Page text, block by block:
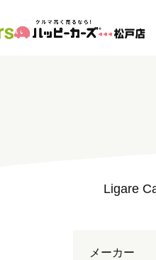
Ligare
メーカー